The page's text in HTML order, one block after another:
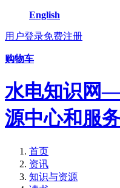
English
用户登录免费注册
购物车
水电知识网
源中心和服
首页
资讯
知识与资源